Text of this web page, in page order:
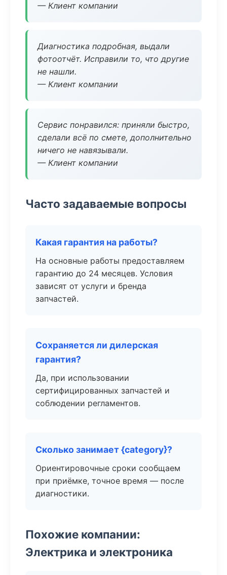
— Клиент компании
Диагностика подробная, выдали
фотоотчёт. Исправили то, что другие
не нашли.
— Клиент компании
Сервис понравился: приняли быстро,
сделали всё по смете, дополнительно
ничего не навязывали.
— Клиент компании
Часто задаваемые вопросы
Какая гарантия на работы?
На основные работы предоставляем
гарантию до 24 месяцев. Условия
зависят от услуги и бренда
запчастей.
Сохраняется ли дилерская
гарантия?
Да, при использовании
сертифицированных запчастей и
соблюдении регламентов.
Сколько занимает {category}?
Ориентировочные сроки сообщаем
при приёмке, точное время — после
диагностики.
Похожие компании:
Электрика и электроника